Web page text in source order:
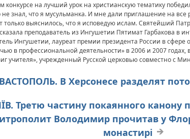
конкурсе на лучший урок на христианскую тематику
знал, что я мусульманка. И мне дали приглашение на все
только выяснилось, что я исповедую ислам. Святейший
преподаватель из Ингушетии Пятимат Гарбакова в
Ингушетии, лауреат премии президента России в сфере
в профессиональной деятельности» в 2006 и 2007 годах,
учителя», учрежденный Русской церковью совместно с
В Херсонесе разделят
Третю частину покаянного канону
Володимир прочитав у
монастирі